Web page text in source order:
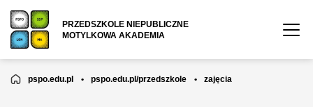
PRZEDSZKOLE NIEPUBLICZNE
MOTYLKOWA AKADEMIA
pspo.edu.pl • pspo.edu.pl/przedszkole • zajęcia